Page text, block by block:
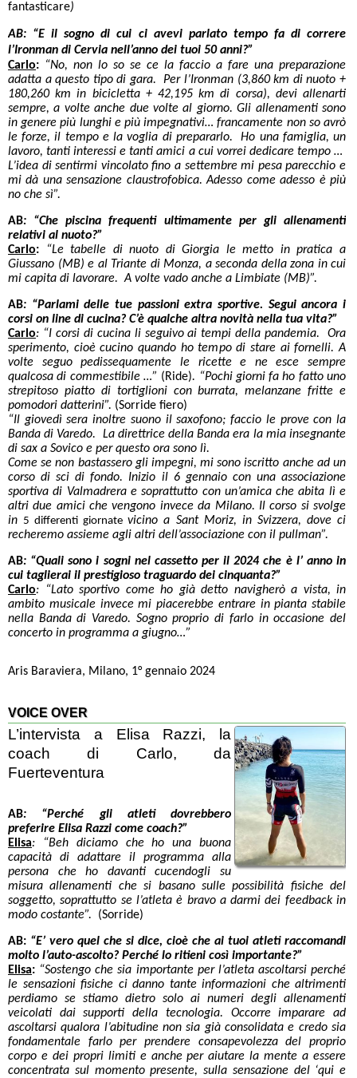
fantasticare)
AB: “E il sogno di cui ci avevi parlato tempo fa di correre
l’Ironman di Cervia nell’anno dei tuoi 50 anni?”
Carlo: “No, non lo so se ce la faccio a fare una preparazione
adatta a questo tipo di gara. Per l’Ironman (3,860 km di nuoto +
180,260 km in bicicletta + 42,195 km di corsa), devi allenarti
sempre, a volte anche due volte al giorno. Gli allenamenti sono
in genere più lunghi e più impegnativi… francamente non so avrò
le forze, il tempo e la voglia di prepararlo. Ho una famiglia, un
lavoro, tanti interessi e tanti amici a cui vorrei dedicare tempo …
L’idea di sentirmi vincolato fino a settembre mi pesa parecchio e
mi dà una sensazione claustrofobica. Adesso come adesso è più
no che sì”.
AB: “Che piscina frequenti ultimamente per gli allenamenti
relativi al nuoto?”
Carlo:
“Le tabelle di nuoto di Giorgia le metto in pratica a
Giussano (MB) e al Triante di Monza, a seconda della zona in cui
mi capita di lavorare. A volte vado anche a Limbiate (MB)”.
AB: “Parlami delle tue passioni extra sportive. Segui ancora i
corsi on line di cucina? C’è qualche altra novità nella tua vita?”
Carlo: “I corsi di cucina li seguivo ai tempi della pandemia. Ora
sperimento, cioè cucino quando ho tempo di stare ai fornelli. A
volte seguo pedissequamente le ricette e ne esce sempre
qualcosa di commestibile …” (Ride). “Pochi giorni fa ho fatto uno
strepitoso piatto di tortiglioni con burrata, melanzane fritte e
pomodori datterini”. (Sorride fiero)
“Il giovedì sera inoltre suono il saxofono; faccio le prove con la
Banda di Varedo. La direttrice della Banda era la mia insegnante
di sax a Sovico e per questo ora sono lì.
Come se non bastassero gli impegni, mi sono iscritto anche ad un
corso di sci di fondo. Inizio il 6 gennaio con una associazione
sportiva di Valmadrera e soprattutto con un’amica che abita lì e
altri due amici che vengono invece da Milano. Il corso si svolge
in 5 differenti giornatevicino a Sant Moriz, in Svizzera, dove ci
recheremo assieme agli altri dell’associazione con il pullman”.
AB: “Quali sono i sogni nel cassetto per il 2024 che è l’ anno in
cui taglierai il prestigioso traguardo dei cinquanta?”
Carlo: “Lato sportivo come ho già detto navigherò a vista, in
ambito musicale invece mi piacerebbe entrare in pianta stabile
nella Banda di Varedo. Sogno proprio di farlo in occasione del
concerto in programma a giugno…”
Aris Baraviera, Milano, 1° gennaio 2024
VOICE OVER
L’intervista a Elisa Razzi, la
coach di Carlo, da
Fuerteventura
AB:
“Perché gli atleti dovrebbero
preferire Elisa Razzi come coach?”
Elisa: “Beh diciamo che ho una buona
capacità di adattare il programma alla
persona che ho davanti cucendogli su
misura allenamenti che si basano sulle possibilità fisiche del
soggetto, soprattutto se l’atleta è bravo a darmi dei feedback in
modo costante”. (Sorride)
AB: “E’ vero quel che si dice, cioè che ai tuoi atleti raccomandi
molto l’auto-ascolto? Perché lo ritieni così importante?”
Elisa: “Sostengo che sia importante per l’atleta ascoltarsi perché
le sensazioni fisiche ci danno tante informazioni che altrimenti
perdiamo se stiamo dietro solo ai numeri degli allenamenti
veicolati dai supporti della tecnologia. Occorre imparare ad
ascoltarsi qualora l’abitudine non sia già consolidata e credo sia
fondamentale farlo per prendere consapevolezza del proprio
corpo e dei propri limiti e anche per aiutare la mente a essere
concentrata sul momento presente, sulla sensazione del ‘qui e